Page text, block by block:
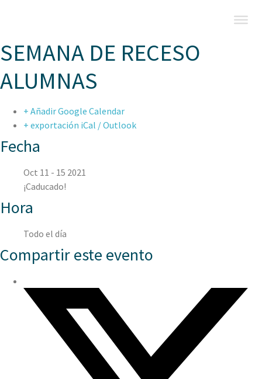
SEMANA DE RECESO
ALUMNAS
+ Añadir Google Calendar
+ exportación iCal / Outlook
Fecha
Oct 11 - 15 2021
¡Caducado!
Hora
Todo el día
Compartir este evento